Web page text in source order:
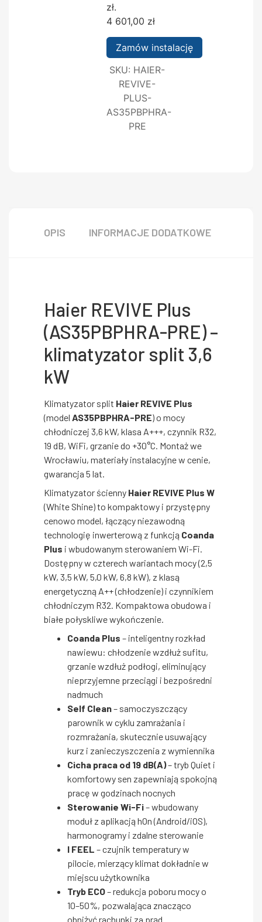
zł.
4 601,00 zł
Zamów instalację
SKU: HAIER-
REVIVE-
PLUS-
AS35PBPHRA-
PRE
OPIS INFORMACJE DODATKOWE
Haier REVIVE Plus
(AS35PBPHRA-PRE) –
klimatyzator split 3,6
kW
Klimatyzator split Haier REVIVE Plus
(model AS35PBPHRA-PRE) o mocy
chłodniczej 3,6 kW, klasa A+++, czynnik R32,
19 dB, WiFi, grzanie do +30°C. Montaż we
Wrocławiu, materiały instalacyjne w cenie,
gwarancja 5 lat.
Klimatyzator ścienny Haier REVIVE Plus W
(White Shine) to kompaktowy i przystępny
cenowo model, łączący niezawodną
technologię inwerterową z funkcją Coanda
Plus i wbudowanym sterowaniem Wi-Fi.
Dostępny w czterech wariantach mocy (2,5
kW, 3,5 kW, 5,0 kW, 6,8 kW), z klasą
energetyczną A++ (chłodzenie) i czynnikiem
chłodniczym R32. Kompaktowa obudowa i
białe połyskliwe wykończenie.
Coanda Plus – inteligentny rozkład
nawiewu: chłodzenie wzdłuż sufitu,
grzanie wzdłuż podłogi, eliminujący
nieprzyjemne przeciągi i bezpośredni
nadmuch
Self Clean– samoczyszczący
parownik w cyklu zamrażania i
rozmrażania, skutecznie usuwający
kurz i zanieczyszczenia z wymiennika
Cicha praca od 19 dB(A)– tryb Quiet i
komfortowy sen zapewniają spokojną
pracę w godzinach nocnych
Sterowanie Wi-Fi– wbudowany
moduł z aplikacją hOn (Android/iOS),
harmonogramy i zdalne sterowanie
I FEEL – czujnik temperatury w
pilocie, mierzący klimat dokładnie w
miejscu użytkownika
Tryb ECO– redukcja poboru mocy o
10–50%, pozwalająca znacząco
obniżyć rachunki za prąd